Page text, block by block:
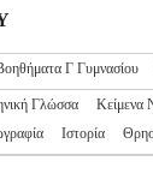
Γ Γυμνασίου
Γλώσσα Κείμενα
Ιστορία